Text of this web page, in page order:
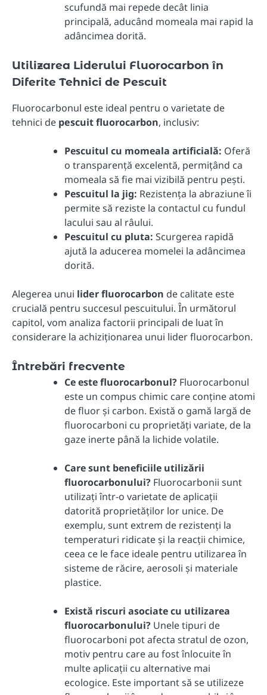
scufundă mai repede decât linia
principală, aducând momeala mai rapid la
adâncimea dorită.
Utilizarea Liderului Fluorocarbon în
Diferite Tehnici de Pescuit
Fluorocarbonul este ideal pentru o varietate de
tehnici de pescuit fluorocarbon, inclusiv:
Pescuitul cu momeala artificială: Oferă
o transparență excelentă, permițând ca
momeala să fie mai vizibilă pentru pești.
Pescuitul la jig: Rezistența la abraziune îi
permite să reziste la contactul cu fundul
lacului sau al râului.
Pescuitul cu pluta: Scurgerea rapidă
ajută la aducerea momelei la adâncimea
dorită.
Alegerea unui lider fluorocarbon de calitate este
crucială pentru succesul pescuitului. În următorul
capitol, vom analiza factorii principali de luat în
considerare la achiziționarea unui lider fluorocarbon.
Întrebări frecvente
Ce este fluorocarbonul? Fluorocarbonul
este un compus chimic care conține atomi
de fluor și carbon. Există o gamă largă de
fluorocarboni cu proprietăți variate, de la
gaze inerte până la lichide volatile.
Care sunt beneficiile utilizării
fluorocarbonului? Fluorocarbonii sunt
utilizați într-o varietate de aplicații
datorită proprietăților lor unice. De
exemplu, sunt extrem de rezistenți la
temperaturi ridicate și la reacții chimice,
ceea ce le face ideale pentru utilizarea în
sisteme de răcire, aerosoli și materiale
plastice.
Există riscuri asociate cu utilizarea
fluorocarbonului? Unele tipuri de
fluorocarboni pot afecta stratul de ozon,
motiv pentru care au fost înlocuite în
multe aplicații cu alternative mai
ecologice. Este important să se utilizeze